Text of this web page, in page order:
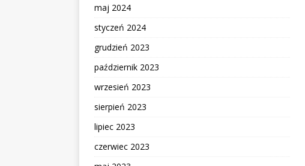
maj 2024
styczeń 2024
grudzień 2023
październik 2023
wrzesień 2023
sierpień 2023
lipiec 2023
czerwiec 2023